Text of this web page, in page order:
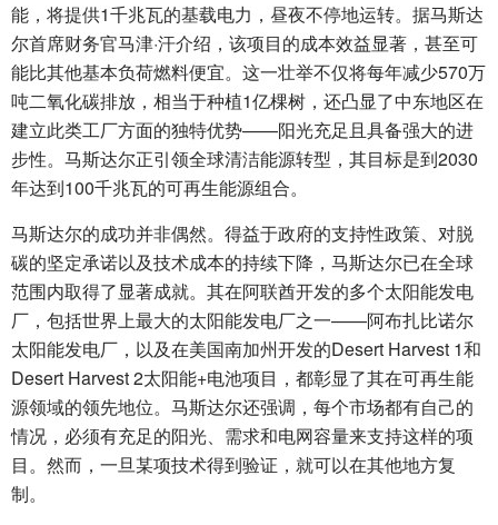
能，将提供1千兆瓦的基载电力，昼夜不停地运转。据马斯达
尔首席财务官马津·汗介绍，该项目的成本效益显著，甚至可
能比其他基本负荷燃料便宜。这一壮举不仅将每年减少570万
吨二氧化碳排放，相当于种植1亿棵树，还凸显了中东地区在
建立此类工厂方面的独特优势——阳光充足且具备强大的进
步性。马斯达尔正引领全球清洁能源转型，其目标是到2030
年达到100千兆瓦的可再生能源组合。
马斯达尔的成功并非偶然。得益于政府的支持性政策、对脱
碳的坚定承诺以及技术成本的持续下降，马斯达尔已在全球
范围内取得了显著成就。其在阿联酋开发的多个太阳能发电
厂，包括世界上最大的太阳能发电厂之一——阿布扎比诺尔
太阳能发电厂，以及在美国南加州开发的Desert Harvest 1和
Desert Harvest 2太阳能+电池项目，都彰显了其在可再生能
源领域的领先地位。马斯达尔还强调，每个市场都有自己的
情况，必须有充足的阳光、需求和电网容量来支持这样的项
目。然而，一旦某项技术得到验证，就可以在其他地方复
制。